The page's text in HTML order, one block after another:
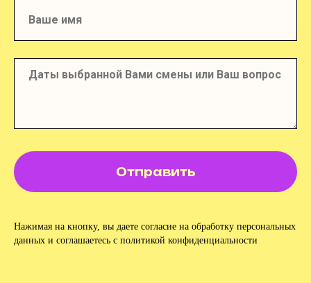
Отправить
Нажимая на кнопку, вы даете согласие на обработку персональных
данных и соглашаетесь c политикой конфиденциальности